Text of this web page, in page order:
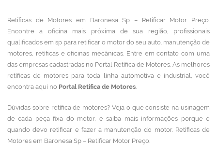
Retíficas de Motores em Baronesa Sp – Retificar Motor Preço.
Encontre a oficina mais próxima de sua região, profissionais
qualificados em sp para retificar o motor do seu auto. manutenção de
motores, retíficas e oficinas mecânicas. Entre em contato com uma
das empresas cadastradas no Portal Retífica de Motores. As melhores
retíficas de motores para toda linha automotiva e industrial, você
encontra aqui no Portal Retífica de Motores.
Dúvidas sobre retífica de motores? Veja o que consiste na usinagem
de cada peça fixa do motor, e saiba mais informações porque e
quando devo retificar e fazer a manutenção do motor. Retíficas de
Motores em Baronesa Sp – Retificar Motor Preço.